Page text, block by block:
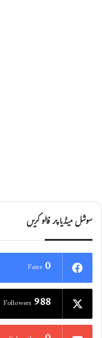
سوشل میڈیا پر فالو کریں
0
Fans
988
Followers